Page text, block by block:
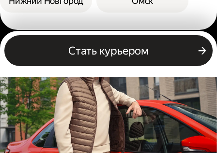
Стать курьером
Другие профессии